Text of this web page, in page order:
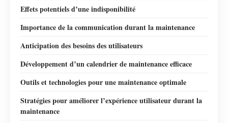
Effets potentiels d’une indisponibilité
Importance de la communication durant la maintenance
Anticipation des besoins des utilisateurs
Développement d’un calendrier de maintenance efficace
Outils et technologies pour une maintenance optimale
Stratégies pour améliorer l’expérience utilisateur durant la
maintenance